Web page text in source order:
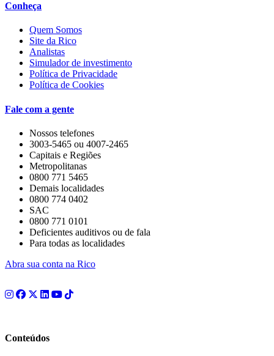
Conheça
Quem Somos
Site da Rico
Analistas
Simulador de investimento
Política de Privacidade
Política de Cookies
Fale com a gente
Nossos telefones
3003-5465 ou 4007-2465
Capitais e Regiões
Metropolitanas
0800 771 5465
Demais localidades
0800 774 0402
SAC
0800 771 0101
Deficientes auditivos ou de fala
Para todas as localidades
Abra sua conta na Rico
Conteúdos